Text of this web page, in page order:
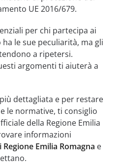
UE 2016/679.
per chi partecipa ai
le sue peculiarità, ma gli
a ripetersi.
argomenti ti aiuterà a
dettagliata e per restare
le normative, ti consiglio
della Regione Emilia
informazioni
Regione Emilia Romagna e